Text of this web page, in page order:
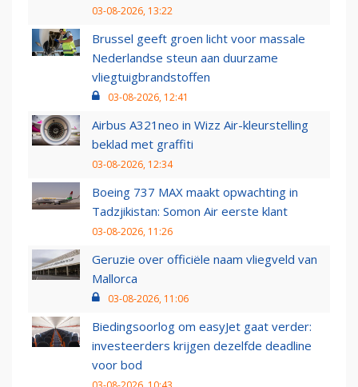
03-08-2026, 13:22
Brussel geeft groen licht voor massale
Nederlandse steun aan duurzame
vliegtuigbrandstoffen
03-08-2026, 12:41
Airbus A321neo in Wizz Air-kleurstelling
beklad met graffiti
03-08-2026, 12:34
Boeing 737 MAX maakt opwachting in
Tadzjikistan: Somon Air eerste klant
03-08-2026, 11:26
Geruzie over officiële naam vliegveld van
Mallorca
03-08-2026, 11:06
Biedingsoorlog om easyJet gaat verder:
investeerders krijgen dezelfde deadline
voor bod